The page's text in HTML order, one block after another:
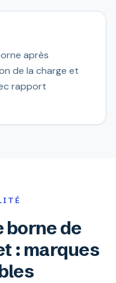
après
de la charge et
rapport
borne de
: marques